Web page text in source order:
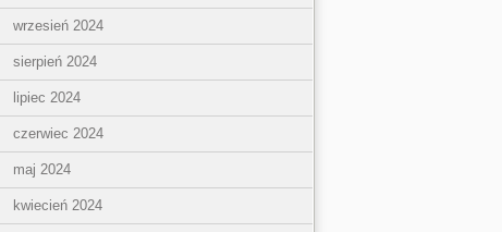
wrzesień 2024
sierpień 2024
lipiec 2024
czerwiec 2024
maj 2024
kwiecień 2024